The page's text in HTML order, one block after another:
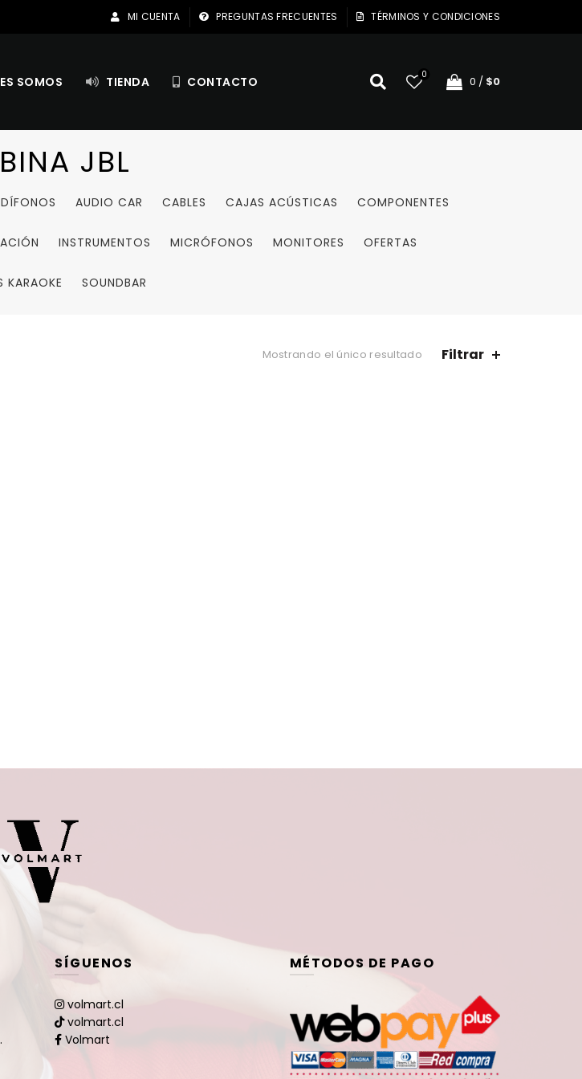
MI CUENTA PREGUNTAS FRECUENTES TÉRMINOS Y CONDICIONES
SOMOS TIENDA CONTACTO 0 0 / $0
JBL
AUDIO CAR CABLES CAJAS ACÚSTICAS COMPONENTES
INSTRUMENTOS MICRÓFONOS MONITORES OFERTAS
KARAOKE SOUNDBAR
Mostrando el único resultado Filtrar
SÍGUENOS
volmart.cl
volmart.cl
Volmart
MÉTODOS DE PAGO